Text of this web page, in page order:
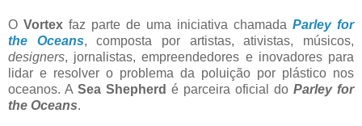
O Vortex faz parte de uma iniciativa chamada Parley for
the Oceans, composta por artistas, ativistas, músicos,
designers, jornalistas, empreendedores e inovadores para
lidar e resolver o problema da poluição por plástico nos
oceanos. A Sea Shepherd é parceira oficial do Parley for
the Oceans.